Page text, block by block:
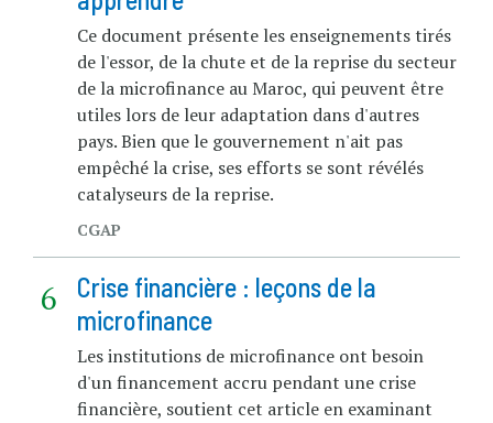
Ce document présente les enseignements tirés
de l'essor, de la chute et de la reprise du secteur
de la microfinance au Maroc, qui peuvent être
utiles lors de leur adaptation dans d'autres
pays. Bien que le gouvernement n'ait pas
empêché la crise, ses efforts se sont révélés
catalyseurs de la reprise.
CGAP
Crise financière : leçons de la
microfinance
Les institutions de microfinance ont besoin
d'un financement accru pendant une crise
financière, soutient cet article en examinant